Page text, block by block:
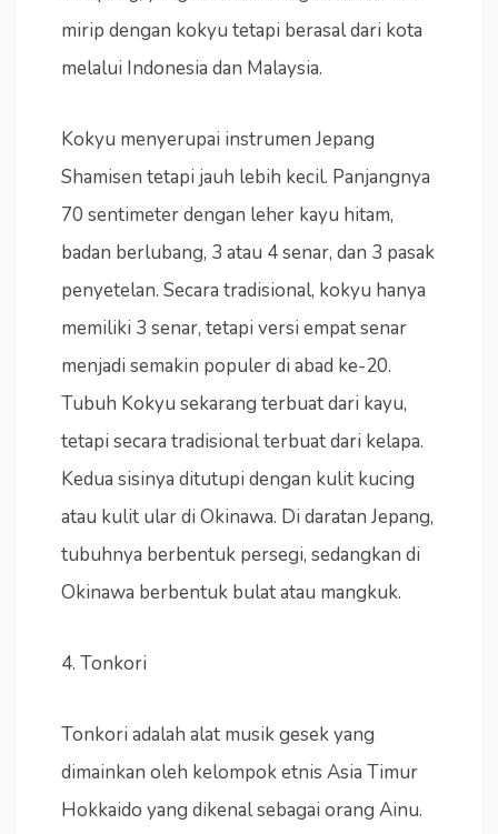
mirip dengan kokyu tetapi berasal dari kota
melalui Indonesia dan Malaysia.
Kokyu menyerupai instrumen Jepang
Shamisen tetapi jauh lebih kecil. Panjangnya
70 sentimeter dengan leher kayu hitam,
badan berlubang, 3 atau 4 senar, dan 3 pasak
penyetelan. Secara tradisional, kokyu hanya
memiliki 3 senar, tetapi versi empat senar
menjadi semakin populer di abad ke-20.
Tubuh Kokyu sekarang terbuat dari kayu,
tetapi secara tradisional terbuat dari kelapa.
Kedua sisinya ditutupi dengan kulit kucing
atau kulit ular di Okinawa. Di daratan Jepang,
tubuhnya berbentuk persegi, sedangkan di
Okinawa berbentuk bulat atau mangkuk.
4. Tonkori
Tonkori adalah alat musik gesek yang
dimainkan oleh kelompok etnis Asia Timur
Hokkaido yang dikenal sebagai orang Ainu.